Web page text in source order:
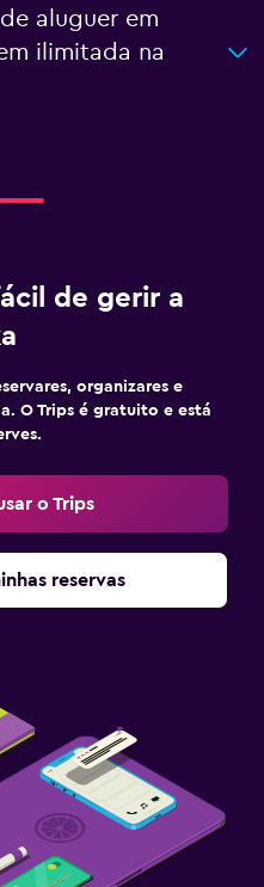
aluguer em
ilimitada na
de gerir a
organizares e
O Trips é gratuito e está
o Trips
reservas